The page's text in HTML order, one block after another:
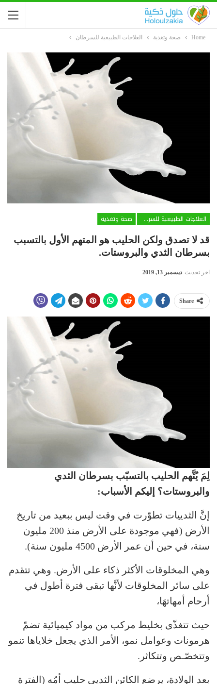
Home صحة وتغذية العلاجات الطبيعية للسرطان
العلاجات الطبيعية للسرطان
صحة وتغذية
قد لا تصدق ولكن الحليب هو المتهم الأول بالتسبب
بسرطان الثدي والبروستات.
اخر تحديث ديسمبر 13, 2019
Share
لِمَ يُتَّهم الحليب بالتسبّب بسرطان الثدي
والبروستات؟ إليكم الأسباب:
إنَّ الثدييات تطوّرت في وقت ليس ببعيد من تاريخ
الأرض (فهي موجودة على الأرض منذ 200 مليون
سنة، في حين أن عمر الأرض 4500 مليون سنة).
وهي المخلوقات الأكثر ذكاء على الأرض. وهي تتقدم
على سائر المخلوقات لأنَّها تبقى فترة أطول في
أرحام أمهاتهَا،
حيث تتغذّى بخليط مركب من مواد كيميائية تضمّ
هرمونات وعوامل نمو، الأمر الذي يجعل خلاياها تنمو
وتتخصّـص وتتكاثر.
بعد الولادة، يرضع الكائن الثديي حليب أمّه (الفترة